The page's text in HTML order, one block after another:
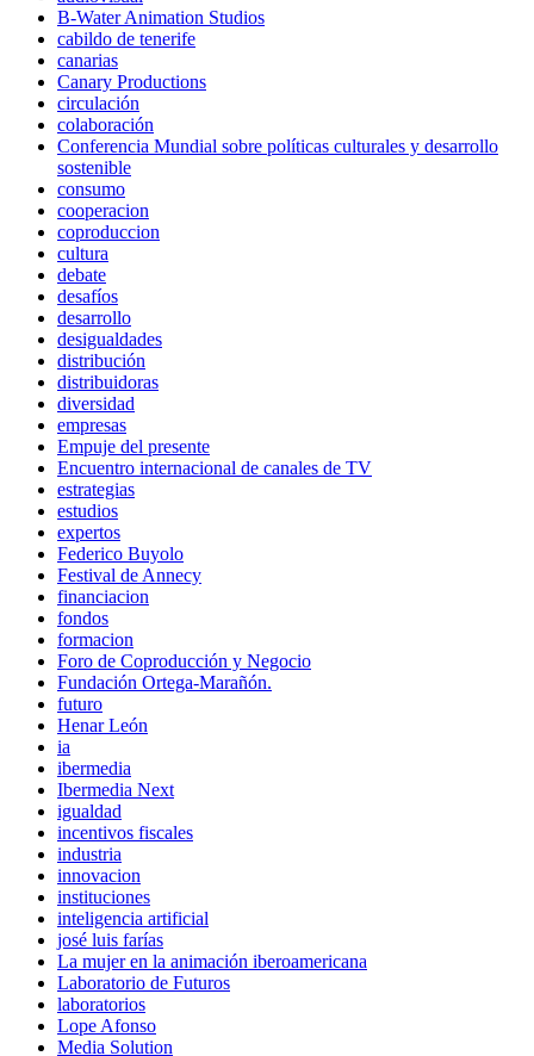
B-Water Animation Studios
cabildo de tenerife
canarias
Canary Productions
circulación
colaboración
Conferencia Mundial sobre políticas culturales y desarrollo
sostenible
consumo
cooperacion
coproduccion
cultura
debate
desafíos
desarrollo
desigualdades
distribución
distribuidoras
diversidad
empresas
Empuje del presente
Encuentro internacional de canales de TV
estrategias
estudios
expertos
Federico Buyolo
Festival de Annecy
financiacion
fondos
formacion
Foro de Coproducción y Negocio
Fundación Ortega-Marañón.
futuro
Henar León
ia
ibermedia
Ibermedia Next
igualdad
incentivos fiscales
industria
innovacion
instituciones
inteligencia artificial
josé luis farías
La mujer en la animación iberoamericana
Laboratorio de Futuros
laboratorios
Lope Afonso
Media Solution